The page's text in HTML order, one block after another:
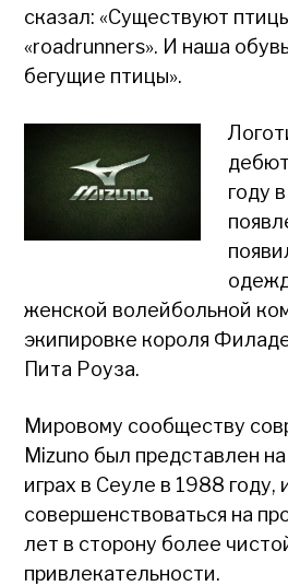
сказал: «Существуют
«roadrunners». И наша
бегущие птицы».
году
женской волейбольной
экипировке короля
Пита Роуза.
Мировому сообществу
Mizuno был представлен
играх в Сеуле в 1988 году,
совершенствоваться на
лет в сторону более
привлекательности.